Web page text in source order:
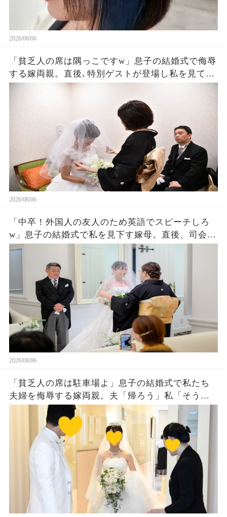
2026/08/06
「貧乏人の席は隅っこですw」息子の結婚式で侮辱
する嫁両親。直後､特別ゲストが登場し私を見て
「社長！お元気そうで」嫁両親「え？」180度立場
2026/08/06
「中卒！外国人の友人のため英語でスピーチしろ
w」息子の結婚式で私を見下す嫁母。直後、司会が
私を名前を呼ぶと外国人「久しぶりダネ、社
長！」嫁母「え？」→壇上で完璧な英語を私がペ
ラペラ話した結果
2026/08/06
「貧乏人の席は駐車場よ」息子の結婚式で私たち
夫婦を侮辱する嫁両親。夫「帰ろう」私「そう
ね…」翌日、ある衝撃の事実を知った嫁両親から
大量着信が…w